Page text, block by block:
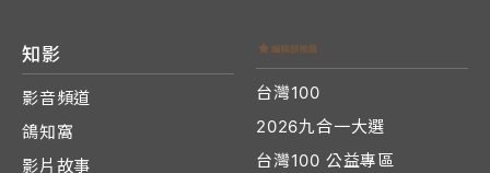
知影
影音頻道
鴿知窩
影片故事
台灣100
2026九合一大選
台灣100 公益專區